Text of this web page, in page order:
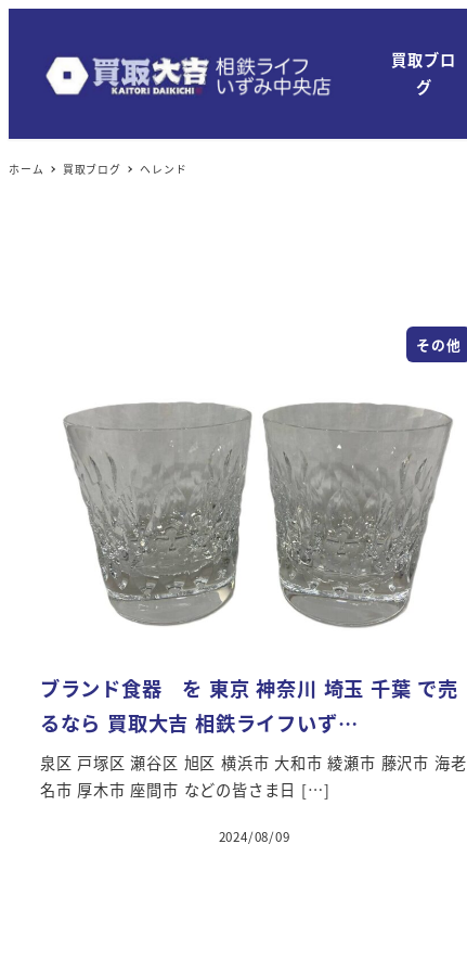
買取ブロ
グ
ホーム 買取ブログ ヘレンド
その他
ブランド食器 を 東京 神奈川 埼玉 千葉 で売
るなら 買取大吉 相鉄ライフいず…
泉区 戸塚区 瀬谷区 旭区 横浜市 大和市 綾瀬市 藤沢市 海老
名市 厚木市 座間市 などの皆さま日 […]
2024/08/09